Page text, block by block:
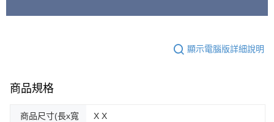
顯示電腦版詳細說明
商品規格
商品尺寸(長x寬
X X